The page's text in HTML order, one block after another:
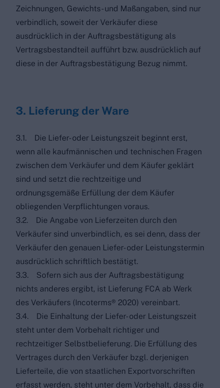
Zeichnungen, Gewichts- und Maßangaben, sind nur
verbindlich, soweit der Verkäufer diese
ausdrücklich in der Auftragsbestätigung als
Vertragsbestandteil aufführt bzw. ausdrücklich auf
diese in der Auftragsbestätigung Bezug nimmt.
3. Lieferung der Ware
3.1. Die Liefer- oder Leistungszeit beginnt erst,
wenn alle kaufmännischen und technischen Fragen
zwischen dem Verkäufer und dem Käufer geklärt
sind und setzt die rechtzeitige und
ordnungsgemäße Erfüllung der dem Käufer
obliegenden Verpflichtungen voraus.
3.2. Die Angabe von Lieferzeiten durch den
Verkäufer sind unverbindlich, es sei denn, dass der
Verkäufer den genauen Liefer- oder Leistungstermin
ausdrücklich schriftlich bestätigt.
3.3. Sofern sich aus der Auftragsbestätigung
nichts anderes ergibt, ist Lieferung FCA ab Werk
des Verkäufers (Incoterms® 2020) vereinbart.
3.4. Die Einhaltung der Liefer- oder Leistungszeit
steht unter dem Vorbehalt richtiger und
rechtzeitiger Selbstbelieferung. Die Erfüllung des
Vertrages durch den Verkäufer bzgl. derjenigen
Lieferteile, die von staatlichen Exportvorschriften
erfasst werden, steht unter dem Vorbehalt, dass die